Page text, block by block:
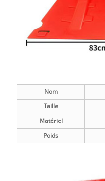
Nom
Taille
Matériel
Poids